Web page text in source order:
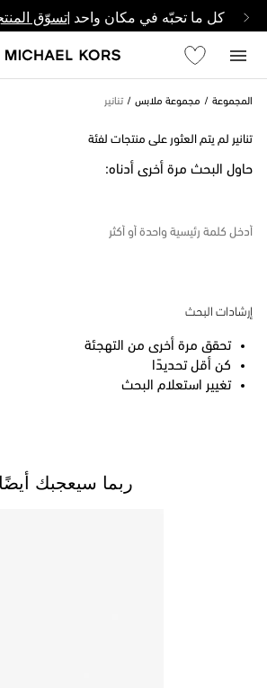
كل ما تحبّه في مكان واحد |تسوّق
المجموعة مجموعة ملابس تنانير
تنانير لم يتم العثور على منتجات لفئة
حاول البحث مرة أخرى أدناه:
إرشادات البحث
تحقق مرة أخرى من التهجئة
كن أقل تحديدًا
تغيير استعلام البحث
ربما سيعجبك أيضًا